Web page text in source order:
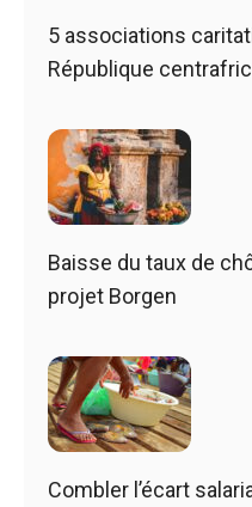
5 associations
République
Baisse du taux de
projet Borgen
Combler l’écart